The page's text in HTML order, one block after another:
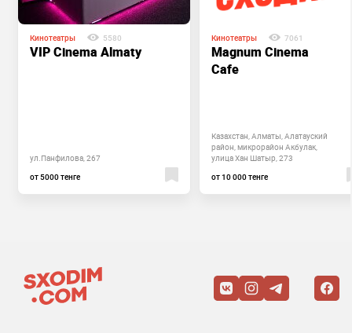
Кинотеатры 5580
VIP Cinema Almaty
ул.Панфилова, 267
от 5000 тенге
Кинотеатры 7061
Magnum Cinema
Cafe
Казахстан, Алматы, Алатауский
район, микрорайон Акбулак,
улица Хан Шатыр, 273
от 10 000 тенге